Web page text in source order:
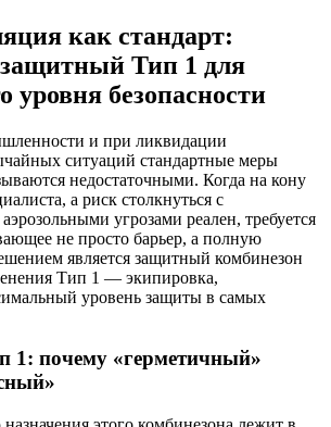
как стандарт:
Тип 1 для
уровня безопасности
и при ликвидации
ситуаций стандартные меры
недостаточными. Когда на кону
а риск столкнуться с
угрозами реален, требуется
не просто барьер, а полную
является защитный комбинезон
Тип 1 — экипировка,
уровень защиты в самых
1: почему «герметичный»